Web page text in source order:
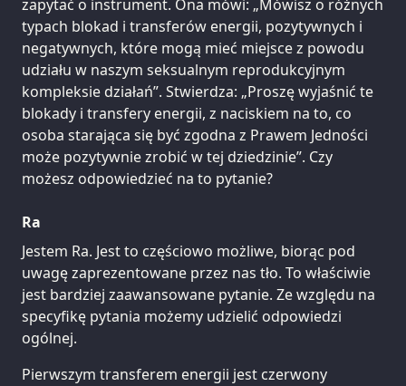
zapytać o instrument. Ona mówi: „Mówisz o różnych
typach blokad i transferów energii, pozytywnych i
negatywnych, które mogą mieć miejsce z powodu
udziału w naszym seksualnym reprodukcyjnym
kompleksie działań”. Stwierdza: „Proszę wyjaśnić te
blokady i transfery energii, z naciskiem na to, co
osoba starająca się być zgodna z Prawem Jedności
może pozytywnie zrobić w tej dziedzinie”. Czy
możesz odpowiedzieć na to pytanie?
Ra
Jestem Ra. Jest to częściowo możliwe, biorąc pod
uwagę zaprezentowane przez nas tło. To właściwie
jest bardziej zaawansowane pytanie. Ze względu na
specyfikę pytania możemy udzielić odpowiedzi
ogólnej.
Pierwszym transferem energii jest czerwony